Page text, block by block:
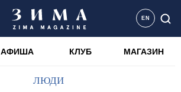
EN
АФИША КЛУБ МАГАЗИН
ЛЮДИ